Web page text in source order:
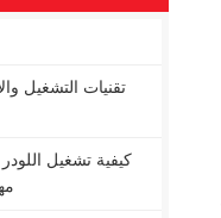
تقنيات التشغيل
كيفية تشغيل